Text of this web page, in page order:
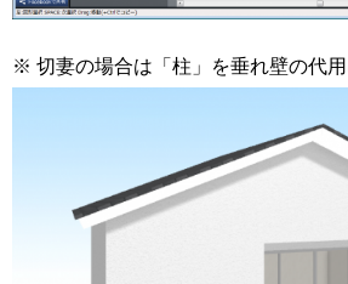
※ 切妻の場合は「柱」を垂れ壁の代用